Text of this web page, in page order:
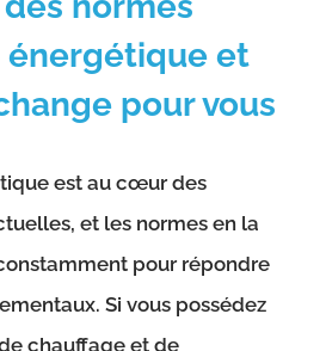
énergétique et
pour vous
est au cœur des
et les normes en la
pour répondre
Si vous possédez
chauffage et de